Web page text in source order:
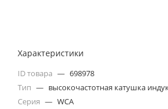
Характеристики
ID товара — 698978
Тип — высокочастотная катушка
Серия — WCA